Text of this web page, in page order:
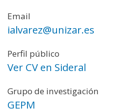
Email
ialvarez@unizar.es
Perfil público
Ver CV en Sideral
Grupo de investigación
GEPM